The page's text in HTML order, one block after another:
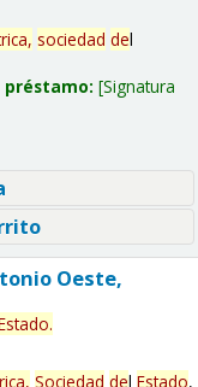
sociedad del
préstamo: Signatura
Oeste,
.
Sociedad del Estado,